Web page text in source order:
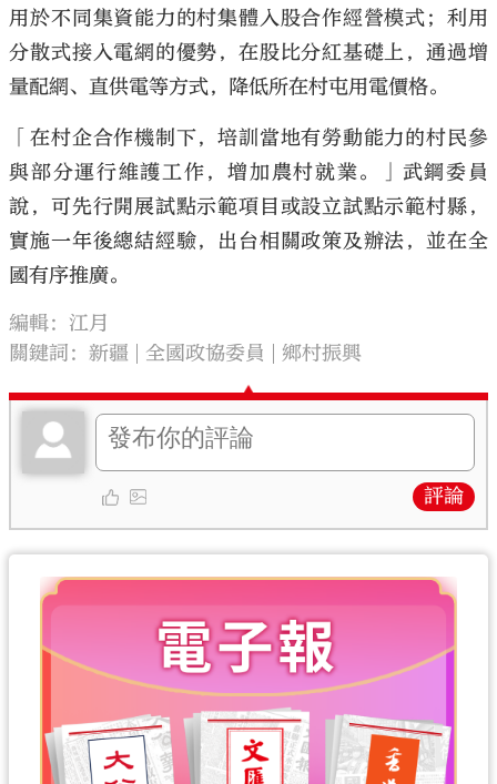
用於不同集資能力的村集體入股合作經營模式；利用
分散式接入電網的優勢，在股比分紅基礎上，通過增
量配網、直供電等方式，降低所在村屯用電價格。
「在村企合作機制下，培訓當地有勞動能力的村民參
與部分運行維護工作，增加農村就業。」武鋼委員
說，可先行開展試點示範項目或設立試點示範村縣，
實施一年後總結經驗，出台相關政策及辦法，並在全
國有序推廣。
編輯：江月
關鍵詞：新疆 全國政協委員 鄉村振興
評論